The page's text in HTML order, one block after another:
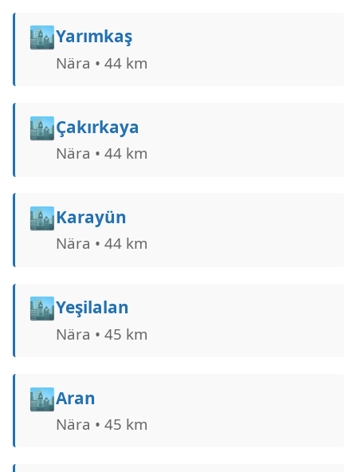
🏙️Yarımkaş
Nära • 44 km
🏙️Çakırkaya
Nära • 44 km
🏙️Karayün
Nära • 44 km
🏙️Yeşilalan
Nära • 45 km
🏙️Aran
Nära • 45 km